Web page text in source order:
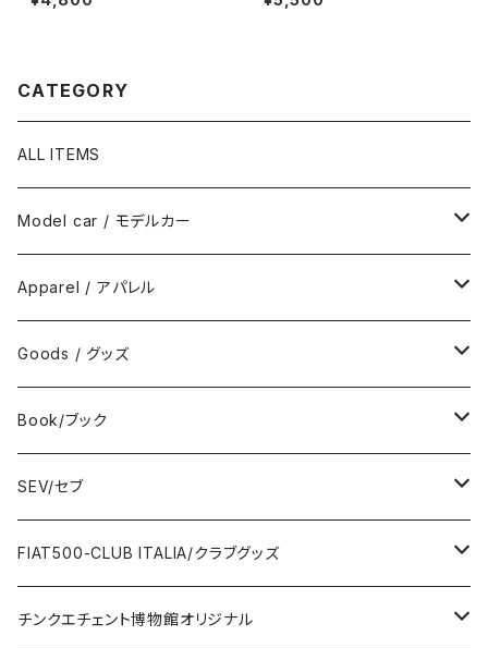
CATEGORY
ALL ITEMS
Model car / モデルカー
FIAT
ABARTH
DeAGOSTINI
Giannini
FERRARI
LANCIA
Apparel / アパレル
Wear / ウエア
Bag / バッグ
Towel / タオル
Wallet / 財布
Key Case / キーケース
Goods / グッズ
Sticker / ステッカー
Badge / バッジ
Lunch box / ランチボックス
Flag / フラッグ
Book/ブック
ABARTH/アバルト
KOIDESHIGEKANESHOUKAI/小出茂鐘商会
FIAT500/フィアット500
SEV/セブ
Automobile/自動車
Health/健康
FIAT500-CLUB ITALIA/クラブグッズ
Bag/バッグ
チンクエチェント博物館オリジナル